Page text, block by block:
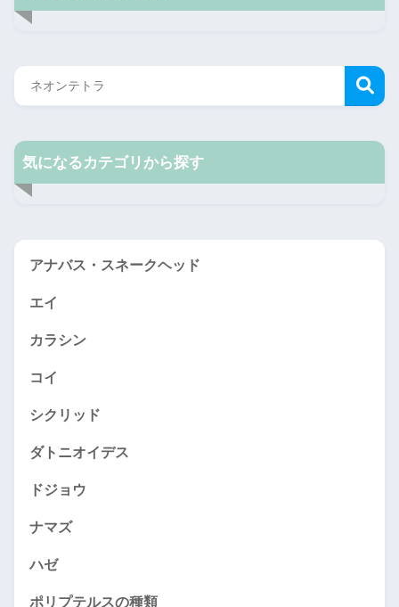
気になるカテゴリから探す
アナバス・スネークヘッド
エイ
カラシン
コイ
シクリッド
ダトニオイデス
ドジョウ
ナマズ
ハゼ
ポリプテルスの種類